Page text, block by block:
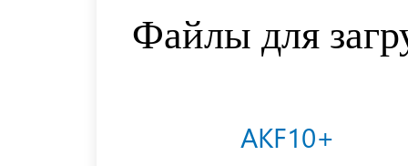
Файлы для
AKF10+